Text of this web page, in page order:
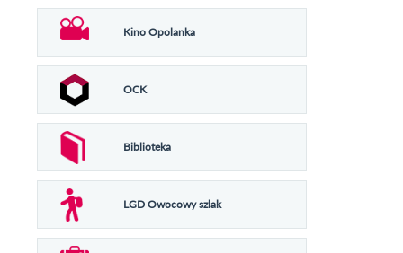
Kino Opolanka
OCK
Biblioteka
LGD Owocowy szlak